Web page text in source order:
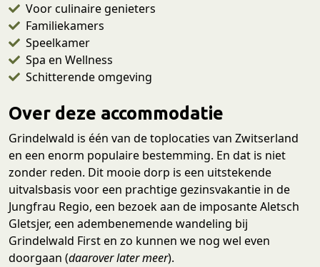
Voor culinaire genieters
Familiekamers
Speelkamer
Spa en Wellness
Schitterende omgeving
Over deze accommodatie
Grindelwald is één van de toplocaties van Zwitserland
en een enorm populaire bestemming. En dat is niet
zonder reden. Dit mooie dorp is een uitstekende
uitvalsbasis voor een prachtige gezinsvakantie in de
Jungfrau Regio, een bezoek aan de imposante Aletsch
Gletsjer, een adembenemende wandeling bij
Grindelwald First en zo kunnen we nog wel even
doorgaan (daarover later meer).